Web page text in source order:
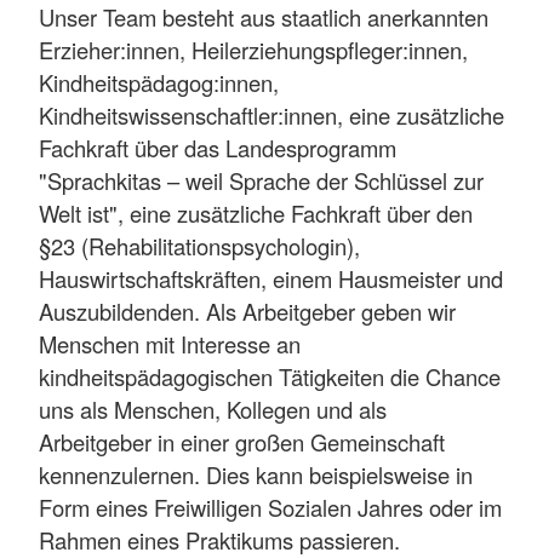
Unser Team besteht aus staatlich anerkannten
Erzieher:innen, Heilerziehungspfleger:innen,
Kindheitspädagog:innen,
Kindheitswissenschaftler:innen, eine zusätzliche
Fachkraft über das Landesprogramm
"Sprachkitas – weil Sprache der Schlüssel zur
Welt ist", eine zusätzliche Fachkraft über den
§23 (Rehabilitationspsychologin),
Hauswirtschaftskräften, einem Hausmeister und
Auszubildenden. Als Arbeitgeber geben wir
Menschen mit Interesse an
kindheitspädagogischen Tätigkeiten die Chance
uns als Menschen, Kollegen und als
Arbeitgeber in einer großen Gemeinschaft
kennenzulernen. Dies kann beispielsweise in
Form eines Freiwilligen Sozialen Jahres oder im
Rahmen eines Praktikums passieren.